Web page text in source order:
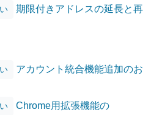
期限付きアドレスの延長と再
アカウント統合機能追加のお
Chrome用拡張機能の